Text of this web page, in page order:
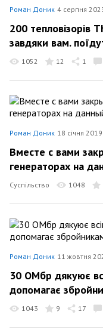
Роман Доник 4 серпня
200 тепловізорів
завдяки вам.
1052 12 1
Роман Доник 18 січня
Вместе с вами
генераторах на
Суспільство 1048
Роман Доник 11 жовтня
30 ОМбр дякуює
допомагає
1043 9 17